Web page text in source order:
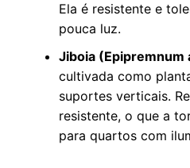
Ela é resistente e
pouca luz.
Jiboia (Epipremnum
cultivada como
suportes verticais.
resistente, o que a
para quartos com